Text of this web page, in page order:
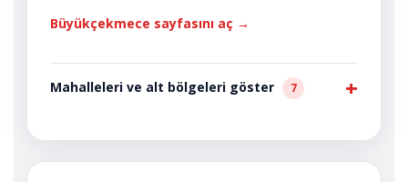
Büyükçekmece sayfasını aç →
Mahalleleri ve alt bölgeleri göster 7